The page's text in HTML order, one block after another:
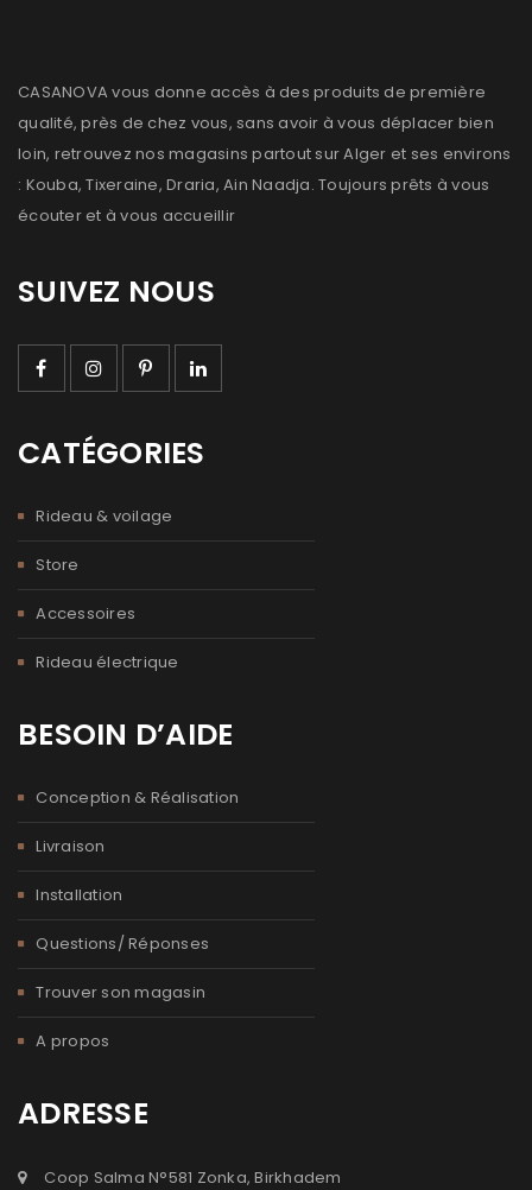
CASANOVA vous donne accès à des produits de première
qualité, près de chez vous, sans avoir à vous déplacer bien
loin, retrouvez nos magasins partout sur Alger et ses environs
: Kouba, Tixeraine, Draria, Ain Naadja. Toujours prêts à vous
écouter et à vous accueillir
SUIVEZ NOUS
CATÉGORIES
Rideau & voilage
Store
Accessoires
Rideau électrique
BESOIN D’AIDE
Conception & Réalisation
Livraison
Installation
Questions/ Réponses
Trouver son magasin
A propos
ADRESSE
Coop Salma N°581 Zonka, Birkhadem